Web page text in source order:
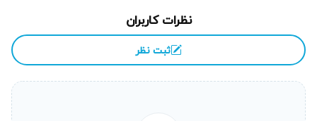
تضمین کتبی به معنای تعهد واقعی ما به خدمات ارائه شده است.
انتخاب سطح کیفی قطعه به انتخاب شما
در تعمیرات یخچال اسنوا، مشتریان می‌توانند بین قطعات
اورجینال و اوراقی بر اساس بودجه و نیاز خود انتخاب کنند.
نظرات کاربران
ثبت نظر